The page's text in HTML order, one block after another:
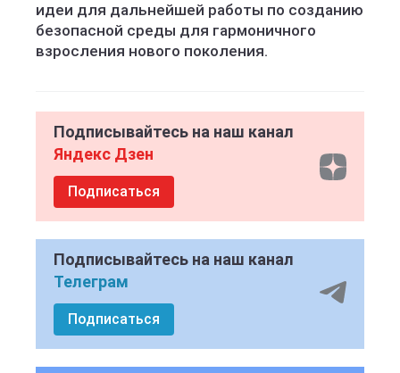
идеи для дальнейшей работы по созданию
безопасной среды для гармоничного
взросления нового поколения.
Подписывайтесь на наш канал
Яндекс Дзен
Подписаться
Подписывайтесь на наш канал
Телеграм
Подписаться